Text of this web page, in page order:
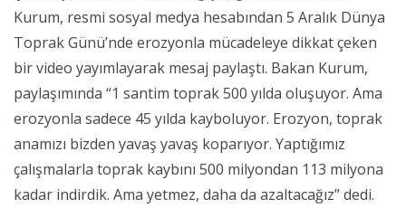
Kurum, resmi sosyal medya hesabından 5 Aralık Dünya
Toprak Günü’nde erozyonla mücadeleye dikkat çeken
bir video yayımlayarak mesaj paylaştı. Bakan Kurum,
paylaşımında “1 santim toprak 500 yılda oluşuyor. Ama
erozyonla sadece 45 yılda kayboluyor. Erozyon, toprak
anamızı bizden yavaş yavaş koparıyor. Yaptığımız
çalışmalarla toprak kaybını 500 milyondan 113 milyona
kadar indirdik. Ama yetmez, daha da azaltacağız” dedi.